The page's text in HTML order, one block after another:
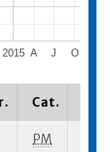
2015 A J O
Cat.
PM